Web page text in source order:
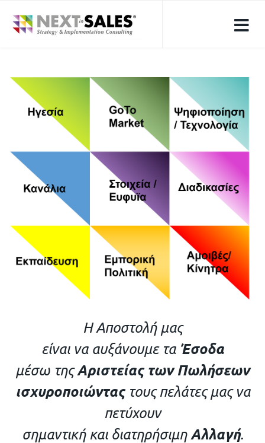
Η Αποστολή μας
είναι να αυξάνουμε τα Έσοδα
μέσω τηςΑριστείας των Πωλήσεων
ισχυροποιώνταςτους πελάτες μας να
πετύχουν
σημαντική και διατηρήσιμη Αλλαγή.